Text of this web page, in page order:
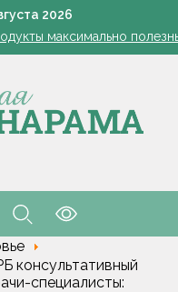
2026
рюкзак, рассказал врач-
максимально
и спасти урожай, когда
на акваториях
рюкзак, рассказал врач-
консультативный
специалисты: